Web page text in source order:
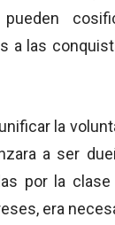
a las
la
a ser
por la clase
era